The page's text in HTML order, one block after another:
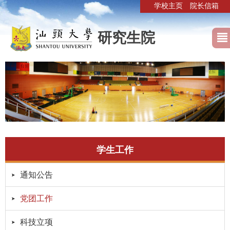
学校主页 院长信箱
研究生院
学生工作
通知公告
党团工作
科技立项